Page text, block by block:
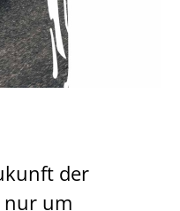
der
nur um